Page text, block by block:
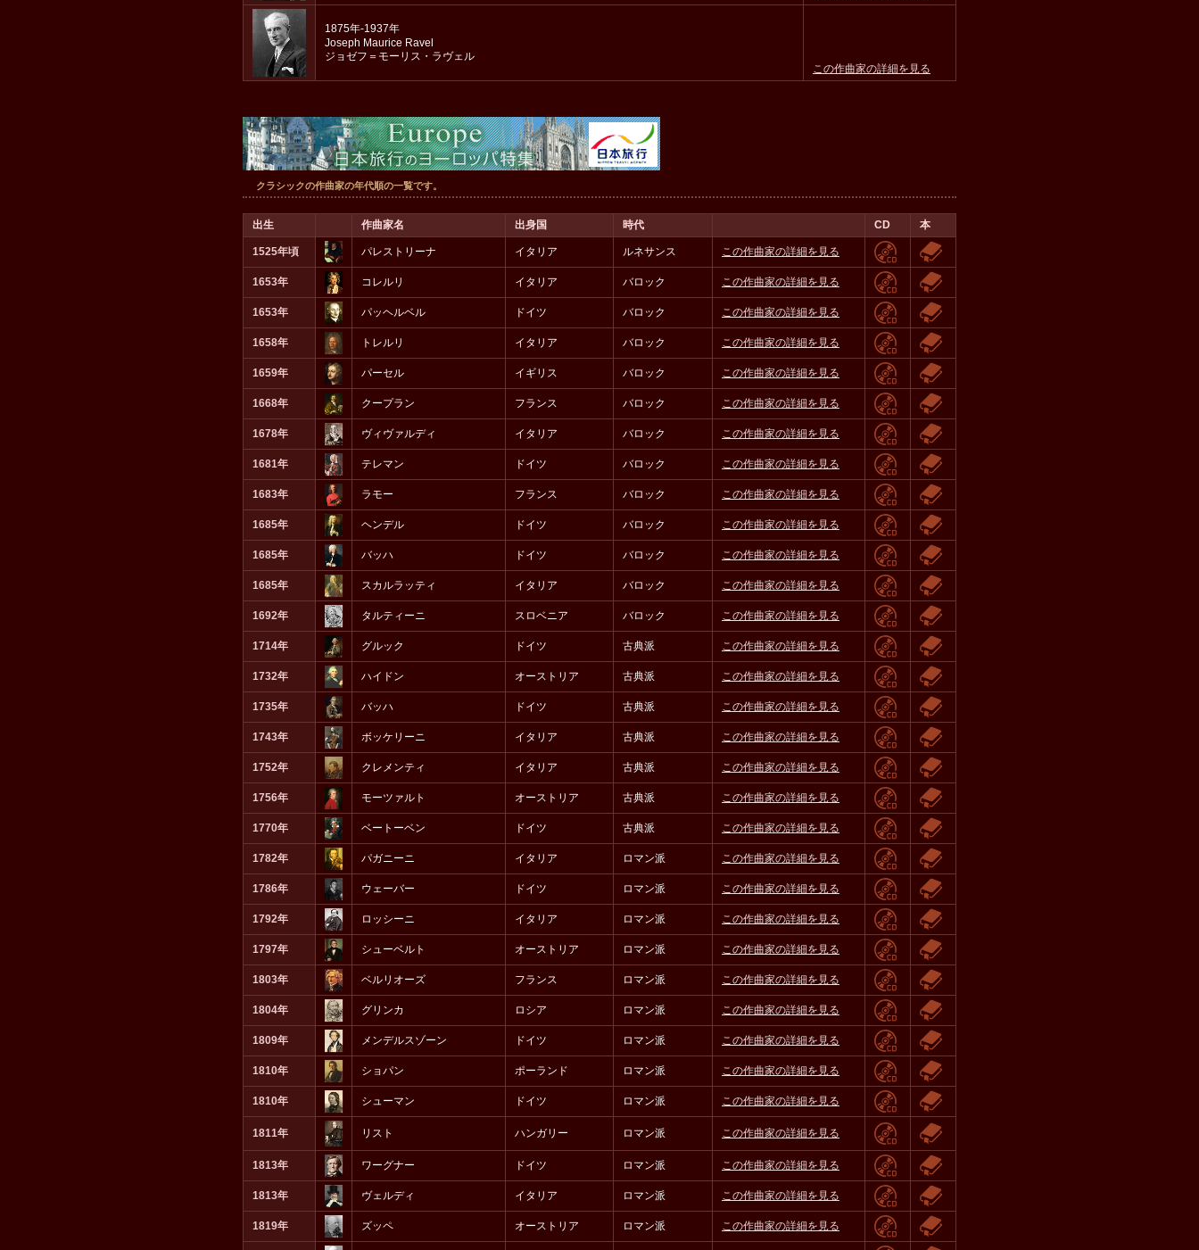
1875年-1937年
Joseph Maurice Ravel
ジョゼフ＝モーリス・ラヴェル
この作曲家の詳細を見る
クラシックの作曲家の年代順の一覧です。
出生 作曲家名 出身国 時代 CD 本
1525年頃 パレストリーナ イタリア ルネサンス この作曲家の詳細を見る
1653年 コレルリ イタリア バロック この作曲家の詳細を見る
1653年 パッヘルベル ドイツ バロック この作曲家の詳細を見る
1658年 トレルリ イタリア バロック この作曲家の詳細を見る
1659年 パーセル イギリス バロック この作曲家の詳細を見る
1668年 クープラン フランス バロック この作曲家の詳細を見る
1678年 ヴィヴァルディ イタリア バロック この作曲家の詳細を見る
1681年 テレマン ドイツ バロック この作曲家の詳細を見る
1683年 ラモー フランス バロック この作曲家の詳細を見る
1685年 ヘンデル ドイツ バロック この作曲家の詳細を見る
1685年 バッハ ドイツ バロック この作曲家の詳細を見る
1685年 スカルラッティ イタリア バロック この作曲家の詳細を見る
1692年 タルティーニ スロベニア バロック この作曲家の詳細を見る
1714年 グルック ドイツ 古典派 この作曲家の詳細を見る
1732年 ハイドン オーストリア 古典派 この作曲家の詳細を見る
1735年 バッハ ドイツ 古典派 この作曲家の詳細を見る
1743年 ボッケリーニ イタリア 古典派 この作曲家の詳細を見る
1752年 クレメンティ イタリア 古典派 この作曲家の詳細を見る
1756年 モーツァルト オーストリア 古典派 この作曲家の詳細を見る
1770年 ベートーベン ドイツ 古典派 この作曲家の詳細を見る
1782年 パガニーニ イタリア ロマン派 この作曲家の詳細を見る
1786年 ウェーバー ドイツ ロマン派 この作曲家の詳細を見る
1792年 ロッシーニ イタリア ロマン派 この作曲家の詳細を見る
1797年 シューベルト オーストリア ロマン派 この作曲家の詳細を見る
1803年 ベルリオーズ フランス ロマン派 この作曲家の詳細を見る
1804年 グリンカ ロシア ロマン派 この作曲家の詳細を見る
1809年 メンデルスゾーン ドイツ ロマン派 この作曲家の詳細を見る
1810年 ショパン ポーランド ロマン派 この作曲家の詳細を見る
1810年 シューマン ドイツ ロマン派 この作曲家の詳細を見る
1811年 リスト ハンガリー ロマン派 この作曲家の詳細を見る
1813年 ワーグナー ドイツ ロマン派 この作曲家の詳細を見る
1813年 ヴェルディ イタリア ロマン派 この作曲家の詳細を見る
1819年 ズッペ オーストリア ロマン派 この作曲家の詳細を見る